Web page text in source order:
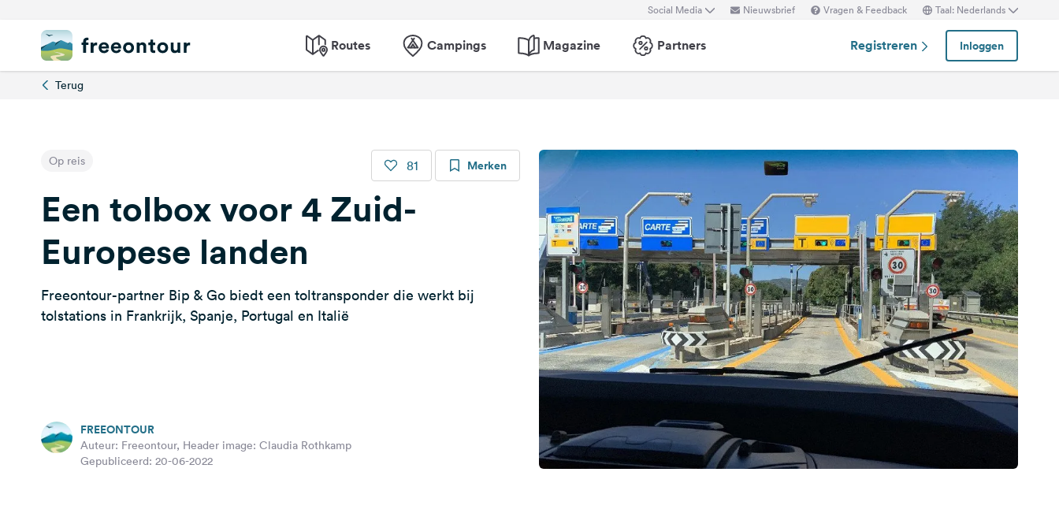
Social Media Nieuwsbrief Vragen & Feedback Taal: Nederlands
Routes Campings Magazine Partners Registreren Inloggen
Terug
Op reis 81 Merken
Een tolbox voor 4 Zuid-
Europese landen
Freeontour-partner Bip & Go biedt een toltransponder die werkt bij
tolstations in Frankrijk, Spanje, Portugal en Italië
FREEONTOUR
Auteur: Freeontour, Header image: Claudia Rothkamp
Gepubliceerd: 20-06-2022